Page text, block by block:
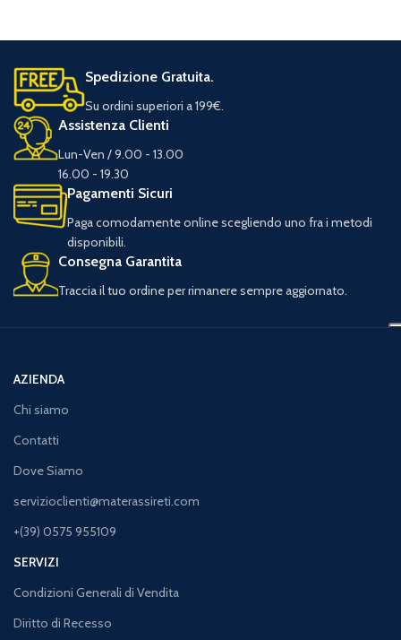
Spedizione Gratuita.
Su ordini superiori a 199€.
Assistenza Clienti
Lun-Ven / 9.00 - 13.00
16.00 - 19.30
Pagamenti Sicuri
Paga comodamente online scegliendo uno fra i metodi
disponibili.
Consegna Garantita
Traccia il tuo ordine per rimanere sempre aggiornato.
AZIENDA
Chi siamo
Contatti
Dove Siamo
servizioclienti@materassireti.com
+(39) 0575 955109
SERVIZI
Condizioni Generali di Vendita
Diritto di Recesso